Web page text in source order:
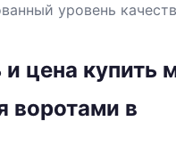
уровень
цена купить
воротами в